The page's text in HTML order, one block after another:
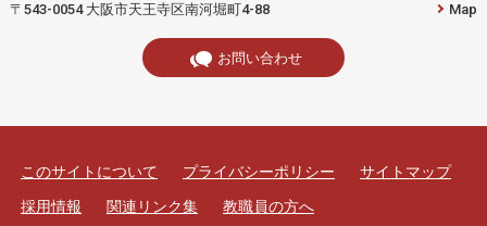
〒543-0054 大阪市天王寺区南河堀町4-88 Map
お問い合わせ
このサイトについて プライバシーポリシー
サイトマップ
採用情報
関連リンク集 教職員の方へ